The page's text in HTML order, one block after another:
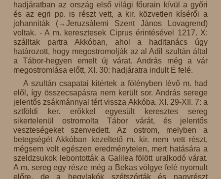
hadjáratban az ország első világi főurain kívül a győri
és az egri pp. is részt vett, a kir. közvetlen kísérői a
johanniták (→Jeruzsálemi Szent János Lovagrend)
voltak. - A m. keresztesek Ciprus érintésével 1217. X:
szálltak partra Akkóban, ahol a haditanács úgy
határozott, hogy megostromolják az al Adil szultán által
a Tábor-hegyen emelt új várat. András még a vár
megostromlása előtt, XI. 30: hadjáratra indult É felé.
A szultán csapatai kitértek a fölényben lévő m. had
elől, így összecsapásra nem került sor. András serege
jelentős zsákmánnyal tért vissza Akkóba. XI. 29-XII. 7: a
sztföldi ker. erőkkel egyesült keresztes sereg
sikertelenül ostromolta Tábor várát, és jelentős
veszteségeket szenvedett. Az ostrom, melyben a
betegségét Akkóban kezeltető m. kir. nem vett részt,
mégsem volt egészen eredménytelen, mert hatására a
szeldzsukok lebontották a Galilea fölött uralkodó várat.
A m. sereg egy része még a Bekas völgye felé nyomult
előre, de a hegylakók szétszórták és nagyrészt